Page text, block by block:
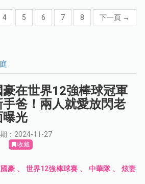
4 5 6 7 8 下一頁 →
在世界12強棒球冠軍
爸！兩人就愛放閃老
曝光
：2024-11-27
收藏
豪 、 世界12強棒球賽 、 中華隊 、 炫妻